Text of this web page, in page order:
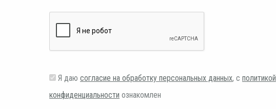
Я даю согласие на обработку персональных данных, с политикой
конфиденциальности ознакомлен